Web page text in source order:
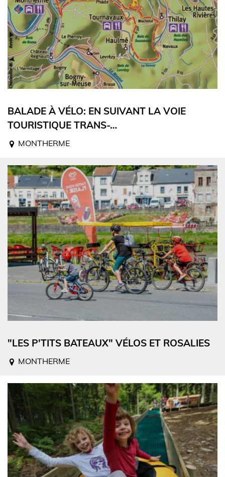
BALADE À VÉLO: EN SUIVANT LA VOIE
TOURISTIQUE TRANS-…
MONTHERME
"LES P'TITS BATEAUX" VÉLOS ET ROSALIES
MONTHERME